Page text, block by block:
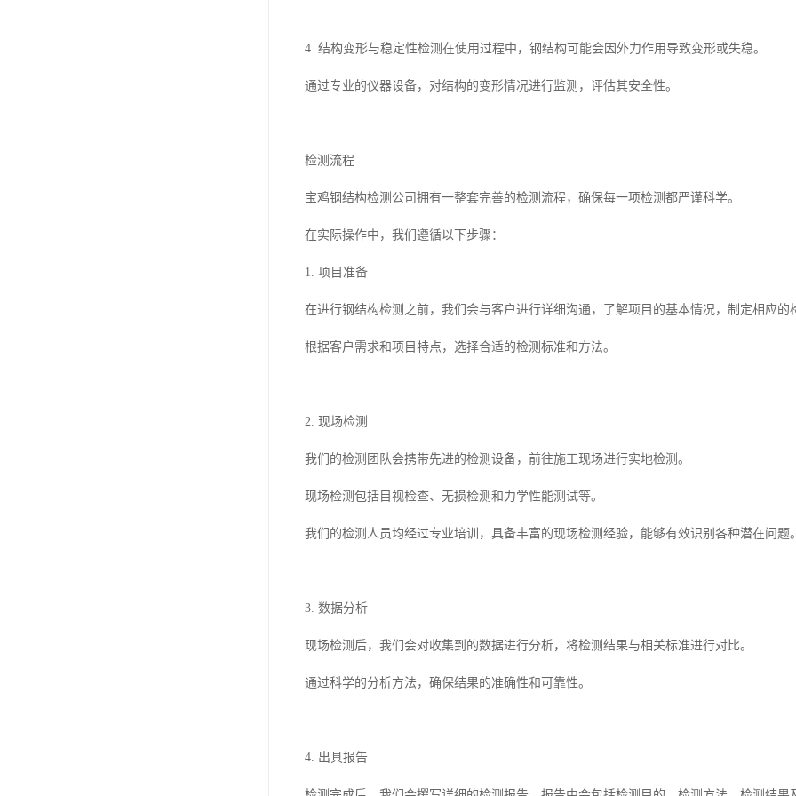
4. 结构变形与稳定性检测在使用过程中，钢结构可能会因外力作用导致变形或失稳。
通过专业的仪器设备，对结构的变形情况进行监测，评估其安全性。
检测流程
宝鸡钢结构检测公司拥有一整套完善的检测流程，确保每一项检测都严谨科学。
在实际操作中，我们遵循以下步骤：
1. 项目准备
在进行钢结构检测之前，我们会与客户进行详细沟通，了解项目的基本情况，制定相应的
根据客户需求和项目特点，选择合适的检测标准和方法。
2. 现场检测
我们的检测团队会携带先进的检测设备，前往施工现场进行实地检测。
现场检测包括目视检查、无损检测和力学性能测试等。
我们的检测人员均经过专业培训，具备丰富的现场检测经验，能够有效识别各种潜在问题。
3. 数据分析
现场检测后，我们会对收集到的数据进行分析，将检测结果与相关标准进行对比。
通过科学的分析方法，确保结果的准确性和可靠性。
4. 出具报告